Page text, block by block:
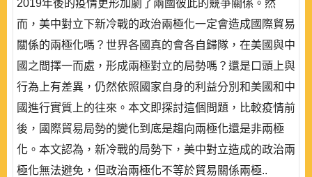
2019年後的疫情更形加劇了兩國彼此的競爭關係。然
而，美中對立下新冷戰的政治兩極化一定會造成國際貿易
關係的兩極化嗎？世界各國真的會各自歸隊，在美國與中
國之間擇一而處，形成兩極對立的局勢嗎？還是口頭上與
行為上有差異，仍然依照國家自身的利益分別和美國和中
國進行實質上的往來。本文即探討這個問題，比較疫情前
後，國際貿易局勢的變化到底是趨向兩極化還是非兩極
化。本文認為，新冷戰的局勢下，美中對立造成的政治兩
極化無法避免，但政治兩極化不等於貿易關係兩極..